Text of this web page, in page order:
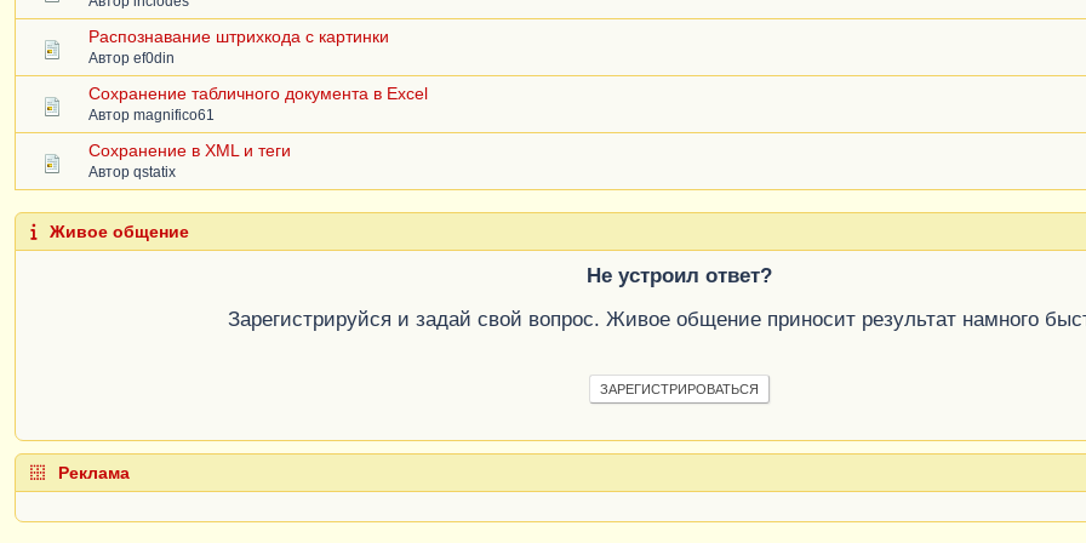
Распознавание штрихкода с картинки
Автор ef0din
Сохранение табличного документа в Excel
Автор magnifico61
Сохранение в XML и теги
Автор qstatix
Живое общение
Не устроил ответ?
Зарегистрируйся и задай свой вопрос. Живое общение приносит результат намного
ЗАРЕГИСТРИРОВАТЬСЯ
Реклама